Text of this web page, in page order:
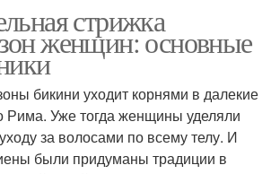
стрижка
женщин: основные
бикини уходит корнями в далекие
Рима. Уже тогда женщины уделяли
за волосами по всему телу. И
были придуманы традиции в